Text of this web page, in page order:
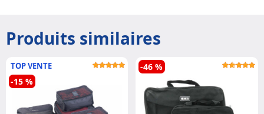
Produits similaires
TOP VENTE
-15 %
-46 %